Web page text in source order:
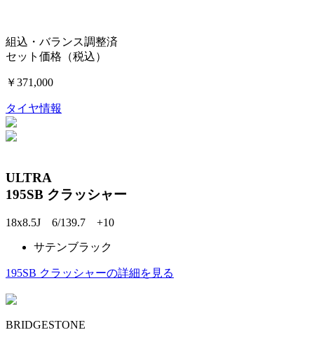
組込・バランス調整済
セット価格（税込）
￥371,000
タイヤ情報
ULTRA
195SB クラッシャー
18x8.5J 6/139.7 +10
サテンブラック
195SB クラッシャーの詳細を見る
BRIDGESTONE